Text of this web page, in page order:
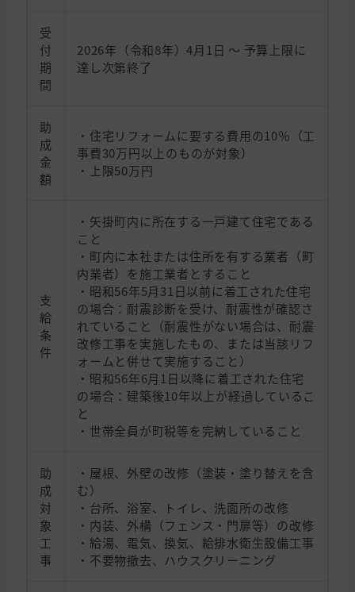
受
付
期
間
2026年（令和8年）4月1日 〜 予算上限に
達し次第終了
助
成
金
額
・住宅リフォームに要する費用の10％（工
事費30万円以上のものが対象）
・上限50万円
支
給
条
件
・矢掛町内に所在する一戸建て住宅である
こと
・町内に本社または住所を有する業者（町
内業者）を施工業者とすること
・昭和56年5月31日以前に着工された住宅
の場合：耐震診断を受け、耐震性が確認さ
れていること（耐震性がない場合は、耐震
改修工事を実施したもの、または当該リフ
ォームと併せて実施すること）
・昭和56年6月1日以降に着工された住宅
の場合：建築後10年以上が経過しているこ
と
・世帯全員が町税等を完納していること
助
成
対
象
工
事
・屋根、外壁の改修（塗装・塗り替えを含
む）
・台所、浴室、トイレ、洗面所の改修
・内装、外構（フェンス・門扉等）の改修
・給湯、電気、換気、給排水衛生設備工事
・不要物撤去、ハウスクリーニング